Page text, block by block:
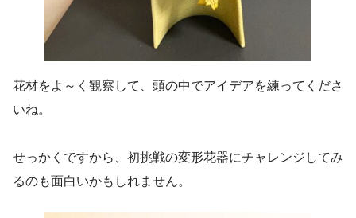
花材をよ～く観察して、頭の中でアイデアを練ってくださ
いね。
せっかくですから、初挑戦の変形花器にチャレンジしてみ
るのも面白いかもしれません。